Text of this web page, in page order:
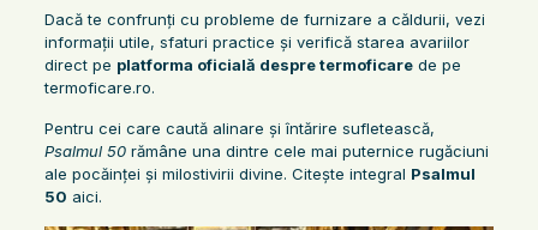
Dacă te confrunți cu probleme de furnizare a căldurii, vezi
informații utile, sfaturi practice și verifică starea avariilor
direct pe platforma oficială despre termoficarede pe
termoficare.ro.
Pentru cei care caută alinare și întărire sufletească,
Psalmul 50rămâne una dintre cele mai puternice rugăciuni
ale pocăinței și milostivirii divine. Citește integral Psalmul
50 aici.